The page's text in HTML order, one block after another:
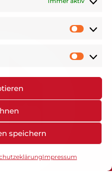
speichern
Impressum